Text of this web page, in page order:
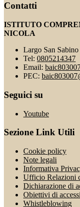
Contatti
ISTITUTO
NICOLA
Largo San
Tel: 0805214347
Email:
PEC:
Seguici su
Youtube
Sezione Link Utili
Cookie policy
Note legali
Informativa
Ufficio Relazioni
Dichiarazione di
Obiettivi di
Whistleblowing